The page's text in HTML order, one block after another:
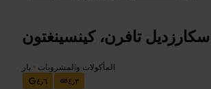
سكارزديل تافرن، كينسينغتون
المأكولات والمشروبات • بار
٤٫٦
٤٫٣